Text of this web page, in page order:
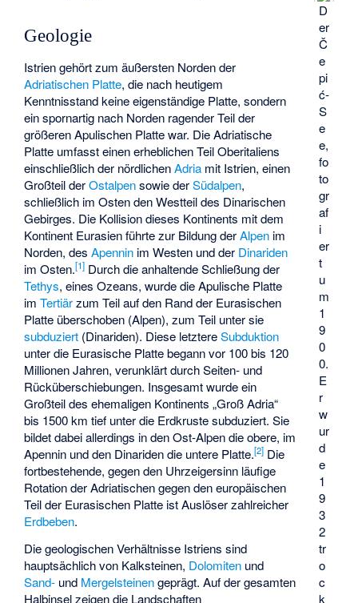
D
er
Č
e
pi
ć-
S
e
e,
fo
to
gr
af
i
er
t
u
m
1
9
0
0.
E
r
w
ur
d
e
1
9
3
2
tr
o
c
k
Geologie
Istrien gehört zum äußersten Norden der
Adriatischen Platte, die nach heutigem
Kenntnisstand keine eigenständige Platte, sondern
ein spornartig nach Norden ragender Teil der
größeren Apulischen Platte war. Die Adriatische
Platte umfasst einen erheblichen Teil Oberitaliens
einschließlich der nördlichenAdria mit Istrien, einen
Großteil derOstalpensowie derSüdalpen,
schließlich im Osten den Westteil des Dinarischen
Gebirges. Die Kollision dieses Kontinents mit dem
Kontinent Eurasien führte zur Bildung derAlpen im
Norden, desApennin im Westen und der Dinariden
im Osten.[1] Durch die anhaltende Schließung der
Tethys, eines Ozeans, wurde die Apulische Platte
imTertiärzum Teil auf den Rand der Eurasischen
Platte überschoben (Alpen), zum Teil unter sie
subduziert (Dinariden). Diese letztereSubduktion
unter die Eurasische Platte begann vor 100 bis 120
Millionen Jahren, verunklärt durch Seiten- und
Rücküberschiebungen. Insgesamt wurde ein
Großteil des ehemaligen Kontinents „Groß Adria“
bis 1500 km tief unter die Erdkruste subduziert. Sie
bildet dabei allerdings in den Ost-Alpen die obere, im
Apennin und den Dinariden die untere Platte.[2] Die
fortbestehende, gegen den Uhrzeigersinn läufige
Rotation der Adriatischen gegen den europäischen
Teil der Eurasischen Platte ist Auslöser zahlreicher
Erdbeben.
Die geologischen Verhältnisse Istriens sind
hauptsächlich von Kalksteinen, Dolomiten und
Sand- und Mergelsteinengeprägt. Auf der gesamten
Halbinsel zeigen die Landschaften